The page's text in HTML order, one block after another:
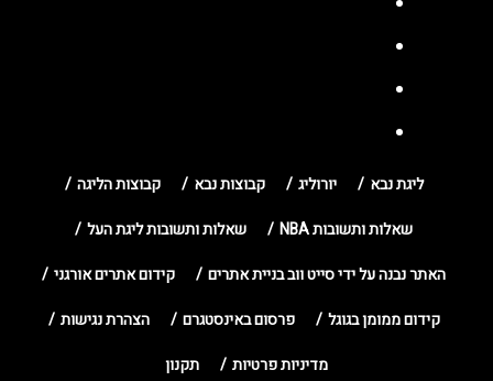
ליגת נבא יורוליג קבוצות נבא
קבוצות הליגה
שאלות ותשובות NBA
שאלות ותשובות ליגת העל
האתר נבנה על ידי סייט ווב בניית אתרים
קידום אתרים אורגני
קידום ממומן בגוגל
פרסום באינסטגרם
הצהרת נגישות
מדיניות פרטיות
תקנון